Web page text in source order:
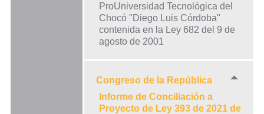
ProUniversidad Tecnológica del
Chocó "Diego Luis Córdoba"
contenida en la Ley 682 del 9 de
agosto de 2001
Congreso de la República
Informe de Conciliación a
Proyecto de Ley 393 de 2021 de